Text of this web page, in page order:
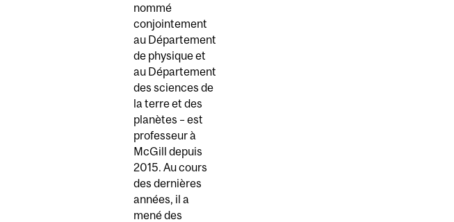
nommé
conjointement
au Département
de physique et
au Département
des sciences de
la terre et des
planètes – est
professeur à
McGill depuis
2015. Au cours
des dernières
années, il a
mené des